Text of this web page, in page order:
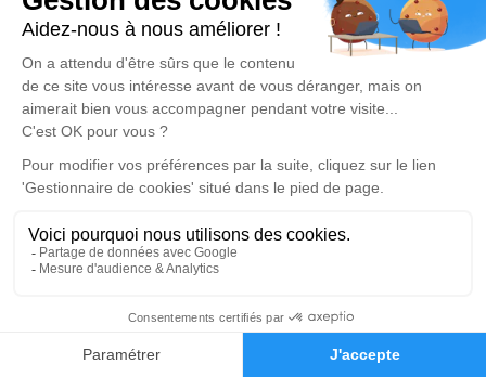
Faire-part Hommages
honorer la mémoire de Denise VAUGOYEAU.
Un service de plantation d’arbre hommage estdisponible
ici.
lundi 15 juillet 2024 à 14h30
Église Saint Jean Baptiste de Écouflant
49000 Écouflant